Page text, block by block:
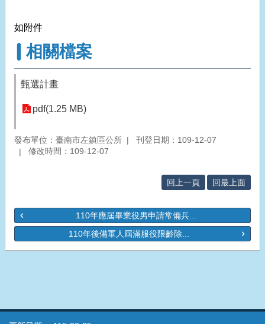
如附件
相關檔案
甄選計畫
pdf(1.25 MB)
發布單位：臺南市左鎮區公所
刊登日期：109-12-07
修改時間：109-12-07
回上一頁 回最上面
110年應屆畢業役男申請常備兵...
110年後備軍人屆滿服役限齡除...